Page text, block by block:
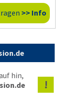
>> Info
hin,
!